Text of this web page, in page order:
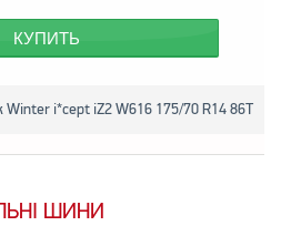
КУПИТЬ
i*cept iZ2 W616 175/70 R14 86T
ШИНИ